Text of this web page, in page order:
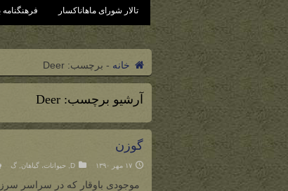
تالار شورای ماهاناکسار فرهنگنامه
خانه - برچسب:Deer
آرشیو برچسب:Deer
گوزن
۱۷ مهر ۱۳۹۰ D
,حیوانات، گیاهان ,گ
موجودی باوقار که در سراسر